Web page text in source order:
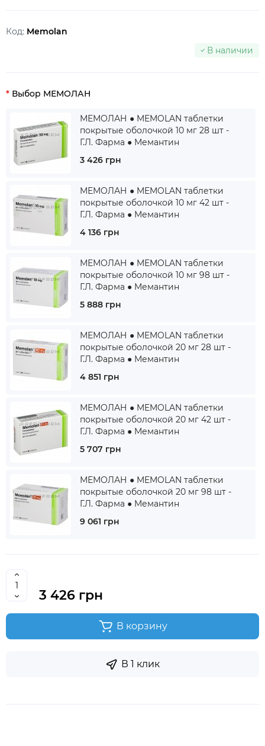
Код: Memolan
В наличии
Выбор МЕМОЛАН
МЕМОЛАН ● MEMOLAN таблетки
покрытые оболочкой 10 мг 28 шт -
Г.Л. Фарма ● Мемантин
3 426 грн
МЕМОЛАН ● MEMOLAN таблетки
покрытые оболочкой 10 мг 42 шт -
Г.Л. Фарма ● Мемантин
4 136 грн
МЕМОЛАН ● MEMOLAN таблетки
покрытые оболочкой 10 мг 98 шт -
Г.Л. Фарма ● Мемантин
5 888 грн
МЕМОЛАН ● MEMOLAN таблетки
покрытые оболочкой 20 мг 28 шт -
Г.Л. Фарма ● Мемантин
4 851 грн
МЕМОЛАН ● MEMOLAN таблетки
покрытые оболочкой 20 мг 42 шт -
Г.Л. Фарма ● Мемантин
5 707 грн
МЕМОЛАН ● MEMOLAN таблетки
покрытые оболочкой 20 мг 98 шт -
Г.Л. Фарма ● Мемантин
9 061 грн
3 426 грн
В корзину
В 1 клик